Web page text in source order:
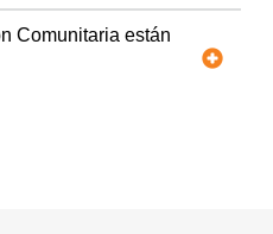
Comunitaria están